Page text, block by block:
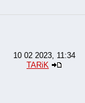
10 02 2023, 11:34
TARiK